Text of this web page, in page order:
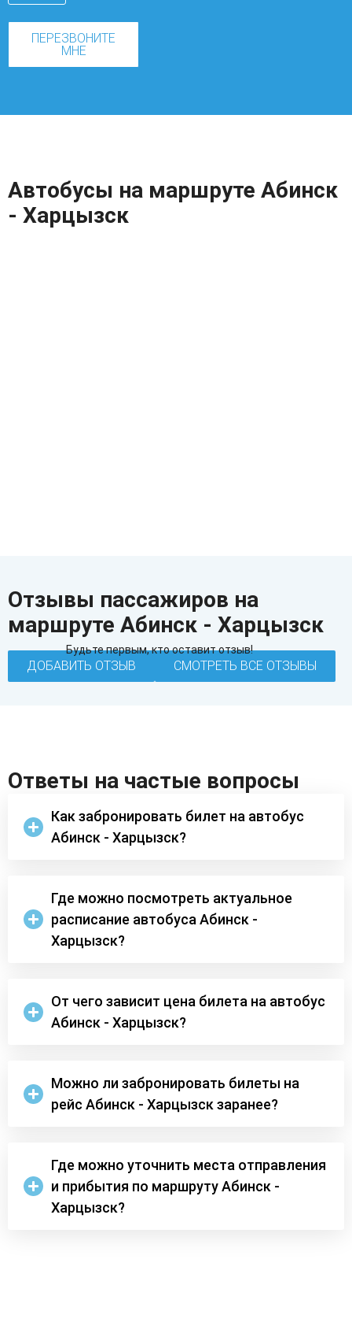
ПЕРЕЗВОНИТЕ
МНЕ
Автобусы на маршруте Абинск
- Харцызск
Отзывы пассажиров на
маршруте Абинск - Харцызск
Будьте первым, кто оставит отзыв!
ДОБАВИТЬ ОТЗЫВ СМОТРЕТЬ ВСЕ ОТЗЫВЫ
Ответы на частые вопросы
Как забронировать билет на автобус
Абинск - Харцызск?
Где можно посмотреть актуальное
расписание автобуса Абинск -
Харцызск?
От чего зависит цена билета на автобус
Абинск - Харцызск?
Можно ли забронировать билеты на
рейс Абинск - Харцызск заранее?
Где можно уточнить места отправления
и прибытия по маршруту Абинск -
Харцызск?